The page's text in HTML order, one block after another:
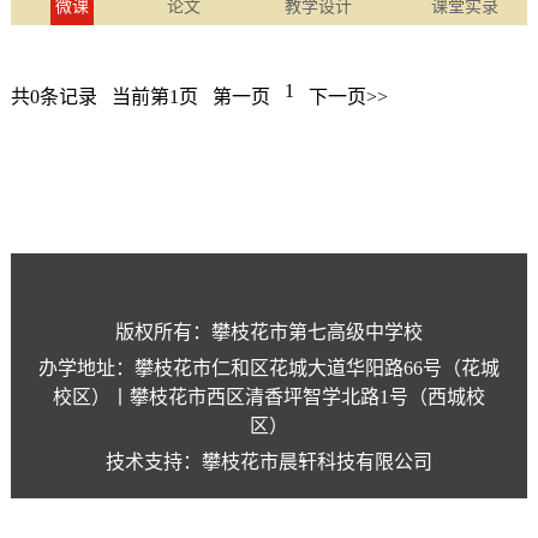
微课 论文 教学设计 课堂实录
共0条记录 当前第1页 第一页 1 下一页>>
版权所有：攀枝花市第七高级中学校
办学地址：攀枝花市仁和区花城大道华阳路66号（花城
校区）丨攀枝花市西区清香坪智学北路1号（西城校
区）
技术支持：攀枝花市晨轩科技有限公司